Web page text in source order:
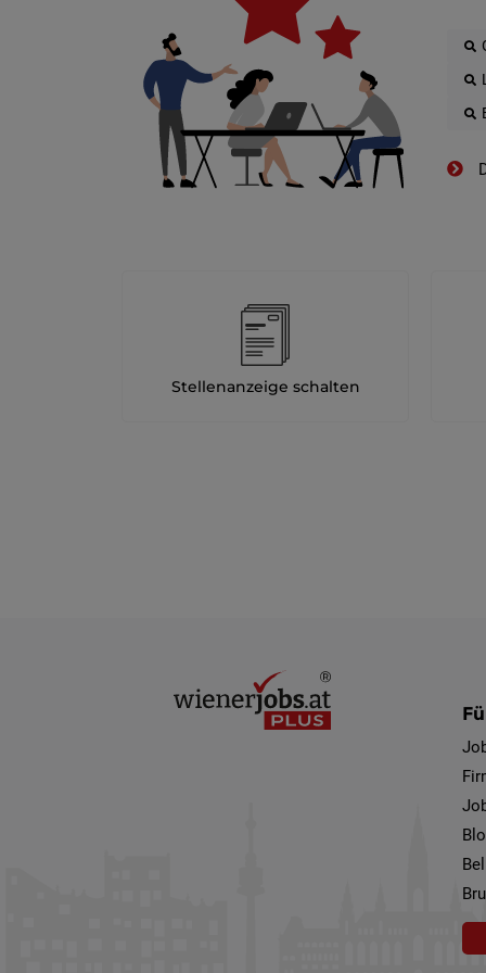
Stellenanzeige schalten